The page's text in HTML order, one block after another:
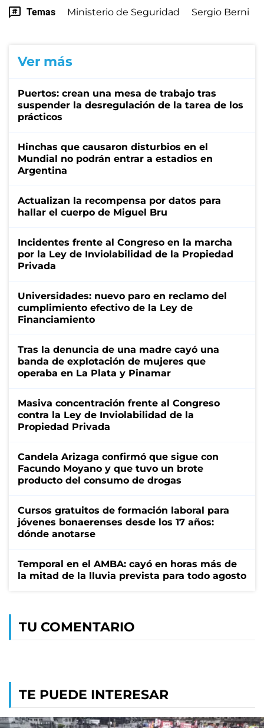
Temas Ministerio de Seguridad Sergio Berni
Ver más
Puertos: crean una mesa de trabajo tras
suspender la desregulación de la tarea de los
prácticos
Hinchas que causaron disturbios en el
Mundial no podrán entrar a estadios en
Argentina
Actualizan la recompensa por datos para
hallar el cuerpo de Miguel Bru
Incidentes frente al Congreso en la marcha
por la Ley de Inviolabilidad de la Propiedad
Privada
Universidades: nuevo paro en reclamo del
cumplimiento efectivo de la Ley de
Financiamiento
Tras la denuncia de una madre cayó una
banda de explotación de mujeres que
operaba en La Plata y Pinamar
Masiva concentración frente al Congreso
contra la Ley de Inviolabilidad de la
Propiedad Privada
Candela Arizaga confirmó que sigue con
Facundo Moyano y que tuvo un brote
producto del consumo de drogas
Cursos gratuitos de formación laboral para
jóvenes bonaerenses desde los 17 años:
dónde anotarse
Temporal en el AMBA: cayó en horas más de
la mitad de la lluvia prevista para todo agosto
TU COMENTARIO
TE PUEDE INTERESAR